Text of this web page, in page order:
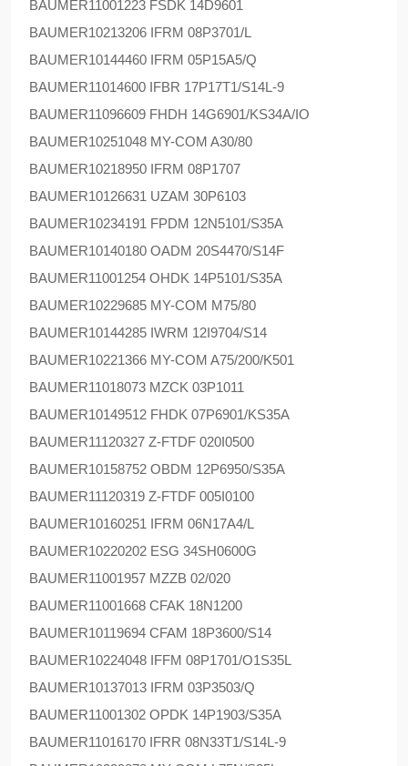
BAUMER11001223 FSDK 14D9601
BAUMER10213206 IFRM 08P3701/L
BAUMER10144460 IFRM 05P15A5/Q
BAUMER11014600 IFBR 17P17T1/S14L-9
BAUMER11096609 FHDH 14G6901/KS34A/IO
BAUMER10251048 MY-COM A30/80
BAUMER10218950 IFRM 08P1707
BAUMER10126631 UZAM 30P6103
BAUMER10234191 FPDM 12N5101/S35A
BAUMER10140180 OADM 20S4470/S14F
BAUMER11001254 OHDK 14P5101/S35A
BAUMER10229685 MY-COM M75/80
BAUMER10144285 IWRM 12I9704/S14
BAUMER10221366 MY-COM A75/200/K501
BAUMER11018073 MZCK 03P1011
BAUMER10149512 FHDK 07P6901/KS35A
BAUMER11120327 Z-FTDF 020I0500
BAUMER10158752 OBDM 12P6950/S35A
BAUMER11120319 Z-FTDF 005I0100
BAUMER10160251 IFRM 06N17A4/L
BAUMER10220202 ESG 34SH0600G
BAUMER11001957 MZZB 02/020
BAUMER11001668 CFAK 18N1200
BAUMER10119694 CFAM 18P3600/S14
BAUMER10224048 IFFM 08P1701/O1S35L
BAUMER10137013 IFRM 03P3503/Q
BAUMER11001302 OPDK 14P1903/S35A
BAUMER11016170 IFRR 08N33T1/S14L-9